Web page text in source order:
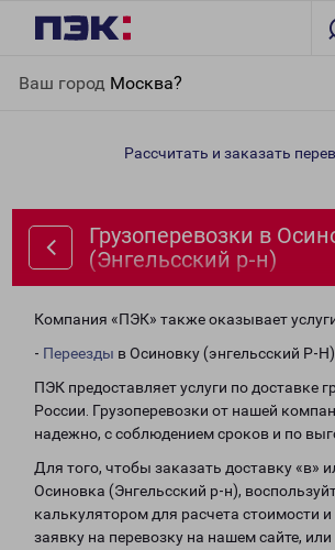
Ваш город Москва?
(Энгельсский р-н)
Рассчитать и заказать
Грузоперевозки в
(Энгельсский р-н)
Компания «ПЭК» также оказывает
- Переезды в Осиновку (энгельсский Р-Н)
ПЭК предоставляет услуги по доставке
России. Грузоперевозки от нашей
надежно, с соблюдением сроков и по
Для того, чтобы заказать доставку «в»
Осиновка (Энгельсский р-н),
калькулятором для расчета стоимости и
заявку на перевозку на нашем сайте,